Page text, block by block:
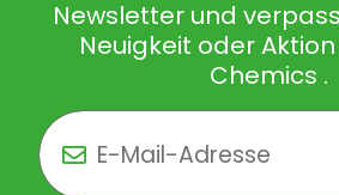
Newsletter und
Neuigkeit oder
Chemics .